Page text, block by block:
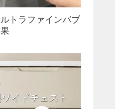
トラファインバブ